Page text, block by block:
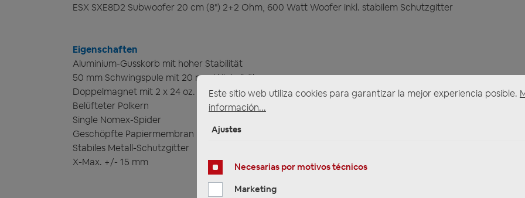
ESX SXE8D2 Subwoofer 20 cm (8") 2+2 Ohm, 600 Watt Woofer inkl. stabilem Schutzgitter
Eigenschaften
Aluminium-Gusskorb mit hoher Stabilität
50 mm Schwingspule mit 20 mm Wickelhöhe
Doppelmagnet mit 2 x 24 oz. (1.3 kg)
Belüfteter Polkern
Single Nomex-Spider
Geschöpfte Papiermembran
Stabiles Metall-Schutzgitter
X-Max. +/- 15 mm
Este sitio web utiliza cookies para garantizar la mejor experiencia posible.
información...
Ajustes
Necesarias por motivos técnicos
Marketing